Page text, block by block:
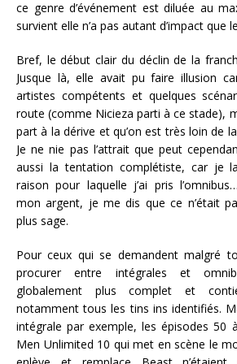
ce genre d’événement est diluée au
survient elle n’a pas autant d’impact que
Bref, le début clair du déclin de la
Jusque là, elle avait pu faire illusion
artistes compétents et quelques
route (comme Nicieza parti à ce stade),
part à la dérive et qu’on est très loin de
Je ne nie pas l’attrait que peut
aussi la tentation complétiste, car je
raison pour laquelle j’ai pris
mon argent, je me dis que ce n’était
plus sage.
Pour ceux qui se demandent malgré
procurer entre intégrales et
globalement plus complet et
notamment tous les tins ins identifiés.
intégrale par exemple, les épisodes 50
Men Unlimited 10 qui met en scène le